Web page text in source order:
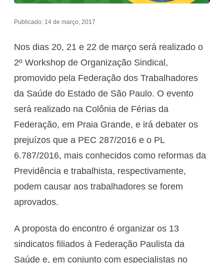
Publicado: 14 de março, 2017
Nos dias 20, 21 e 22 de março será realizado o
2º Workshop de Organização Sindical,
promovido pela Federação dos Trabalhadores
da Saúde do Estado de São Paulo. O evento
será realizado na Colônia de Férias da
Federação, em Praia Grande, e irá debater os
prejuízos que a PEC 287/2016 e o PL
6.787/2016, mais conhecidos como reformas da
Previdência e trabalhista, respectivamente,
podem causar aos trabalhadores se forem
aprovados.
A proposta do encontro é organizar os 13
sindicatos filiados à Federação Paulista da
Saúde e, em conjunto com especialistas no